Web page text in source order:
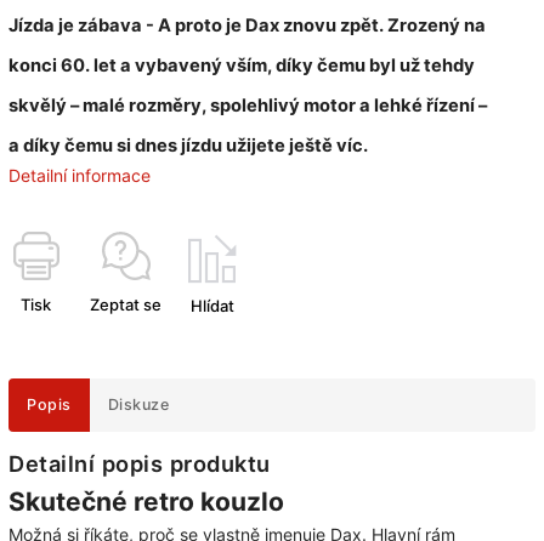
Jízda je zábava - A proto je Dax znovu zpět. Zrozený na
konci 60. let a vybavený vším, díky čemu byl už tehdy
skvělý – malé rozměry, spolehlivý motor a lehké řízení –
a díky čemu si dnes jízdu užijete ještě víc.
Detailní informace
Tisk Zeptat se Hlídat
Popis Diskuze
Detailní popis produktu
Skutečné retro kouzlo
Možná si říkáte, proč se vlastně jmenuje Dax. Hlavní rám